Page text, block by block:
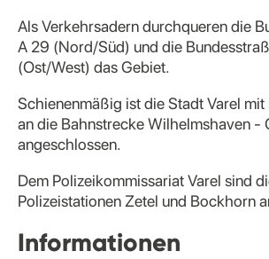
Als Verkehrsadern durchqueren die
A 29 (Nord/Süd) und die
(Ost/West) das Gebiet.
Schienenmäßig ist die Stadt Varel
an die Bahnstrecke Wilhelmshaven -
angeschlossen.
Dem Polizeikommissariat Varel sind
Polizeistationen Zetel und Bockhorn
Informationen